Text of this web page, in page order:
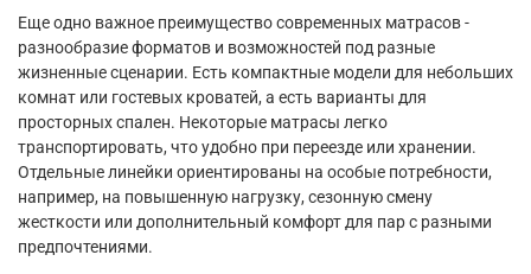
Еще одно важное преимущество современных матрасов -
разнообразие форматов и возможностей под разные
жизненные сценарии. Есть компактные модели для небольших
комнат или гостевых кроватей, а есть варианты для
просторных спален. Некоторые матрасы легко
транспортировать, что удобно при переезде или хранении.
Отдельные линейки ориентированы на особые потребности,
например, на повышенную нагрузку, сезонную смену
жесткости или дополнительный комфорт для пар с разными
предпочтениями.